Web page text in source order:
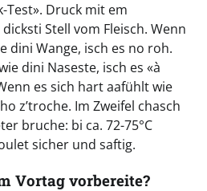
Test». Druck mit em
Stell vom Fleisch. Wenn
dini Wange, isch es no roh.
dini Naseste, isch es «à
es sich hart aafühlt wie
z’troche. Im Zweifel chasch
bruche: bi ca. 72-75°C
sicher und saftig.
Vortag vorbereite?